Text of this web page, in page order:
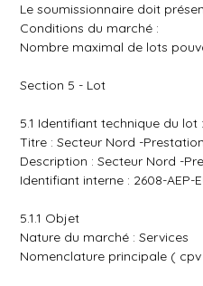
Le soumissionnaire doit
Conditions du marché :
Nombre maximal de lots
Section 5 - Lot
5.1 Identifiant technique du lot
Titre : Secteur Nord -
Description : Secteur Nord -
Identifiant interne : 2608-AEP-
5.1.1 Objet
Nature du marché : Services
Nomenclature principale (